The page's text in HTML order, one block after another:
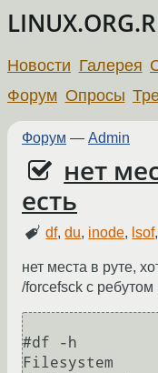
Новости Галерея
Форум Опросы
Форум — Admin
нет
есть
df,du, inode, lsof,
нет места в руте,
/forcefsck с
#df -h
Filesystem